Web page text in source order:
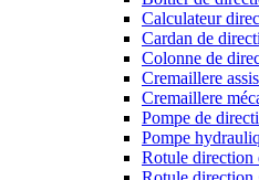
Calculateur
Cardan de
Colonne de
Cremaillere
Cremaillere
Pompe de
Pompe
Rotule direction